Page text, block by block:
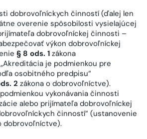
dobrovoľníckych činností (ďalej len
overenie spôsobilosti vysielajúcej
dobrovoľníckej činnosti –
výkon dobrovoľníckej
§ 8 ods. 1 zákona
je podmienkou pre
osobitného predpisu“
2 zákona o dobrovoľníctve).
vykonávania činnosti
alebo prijímateľa dobrovoľníckej
činností“ (ustanovenie
dobrovoľníctve).